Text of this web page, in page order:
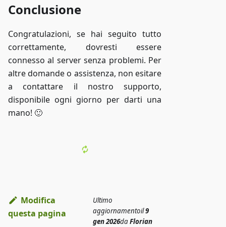
Conclusione
Congratulazioni, se hai seguito tutto
correttamente, dovresti essere
connesso al server senza problemi. Per
altre domande o assistenza, non esitare
a contattare il nostro supporto,
disponibile ogni giorno per darti una
mano! 🙂
Modifica
questa pagina
Ultimo
aggiornamentoil9
gen 2026daFlorian